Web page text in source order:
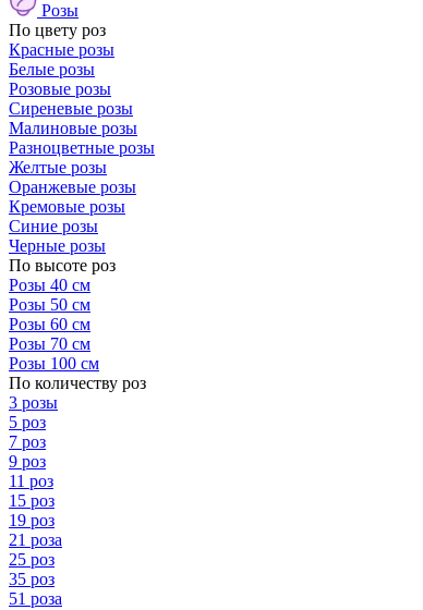
Розы
По цвету роз
Красные розы
Белые розы
Розовые розы
Сиреневые розы
Малиновые розы
Разноцветные розы
Желтые розы
Оранжевые розы
Кремовые розы
Синие розы
Черные розы
По высоте роз
Розы 40 см
Розы 50 см
Розы 60 см
Розы 70 см
Розы 100 см
По количеству роз
3 розы
5 роз
7 роз
9 роз
11 роз
15 роз
19 роз
21 роза
25 роз
35 роз
51 роза